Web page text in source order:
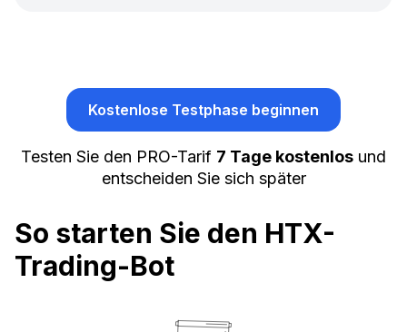
Kostenlose Testphase beginnen
Testen Sie den PRO-Tarif 7 Tage kostenlos und
entscheiden Sie sich später
So starten Sie den HTX-
Trading-Bot